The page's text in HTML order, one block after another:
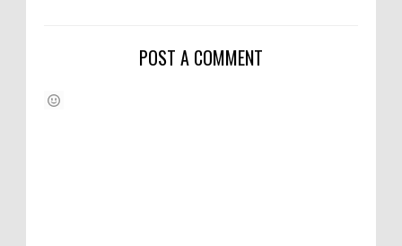
POST A COMMENT